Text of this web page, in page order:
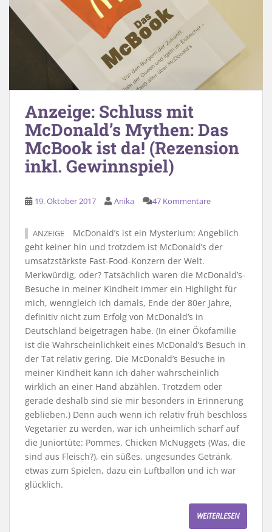
Anzeige: Schluss mit
McDonald’s Mythen: Das
McBook ist da! (Rezension
inkl. Gewinnspiel)
19. Oktober 2017 Anika 47 Kommentare
ANZEIGE
McDonald’s ist ein Mysterium: Angeblich
geht keiner hin und trotzdem ist McDonald’s der
umsatzstärkste Fast-Food-Konzern der Welt.
Merkwürdig, oder? Tatsächlich waren die McDonald’s-
Besuche in meiner Kindheit immer ein Highlight für
mich, wenngleich ich damals, Ende der 80er Jahre,
definitiv nicht zum Erfolg von McDonald’s in
Deutschland beigetragen habe. (In einer Ökofamilie
ist die Wahrscheinlichkeit eines McDonald’s Besuch in
der Tat relativ gering. Die McDonald’s Besuche in
meiner Kindheit kann ich daher wahrscheinlich
wirklich an einer Hand abzählen. Trotzdem oder
gerade deshalb sind sie mir besonders in Erinnerung
geblieben.) Denn auch wenn ich relativ früh beschloss
Vegetarier zu werden, war ich unheimlich scharf auf
die Juniortüte: Pommes, Chicken McNuggets (Was, die
sind aus Fleisch?), ein süßes, ungesundes Getränk,
etwas zum Spielen, dazu ein Luftballon und ich war
glücklich.
WEITERLESEN